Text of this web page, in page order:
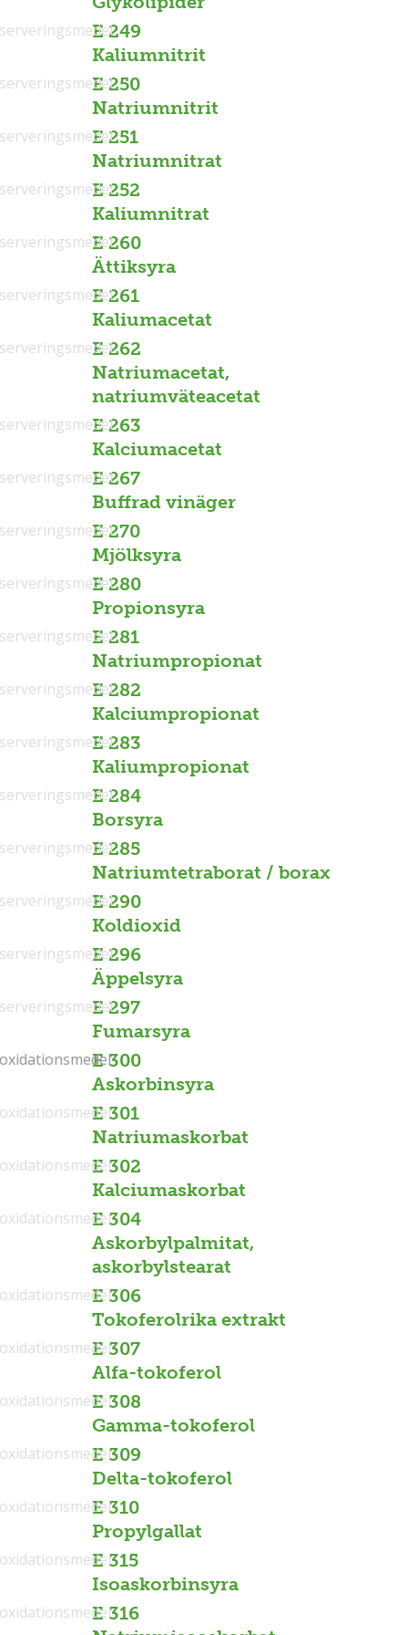
E 249
Kaliumnitrit
E 250
Natriumnitrit
E 251
Natriumnitrat
E 252
Kaliumnitrat
E 260
Ättiksyra
E 261
Kaliumacetat
E 262
Natriumacetat,
natriumväteacetat
E 263
Kalciumacetat
E 267
Buffrad vinäger
E 270
Mjölksyra
E 280
Propionsyra
E 281
Natriumpropionat
E 282
Kalciumpropionat
E 283
Kaliumpropionat
E 284
Borsyra
E 285
Natriumtetraborat / borax
E 290
Koldioxid
E 296
Äppelsyra
E 297
Fumarsyra
E 300
Askorbinsyra
E 301
Natriumaskorbat
E 302
Kalciumaskorbat
E 304
Askorbylpalmitat,
askorbylstearat
E 306
Tokoferolrika extrakt
E 307
Alfa-tokoferol
E 308
Gamma-tokoferol
E 309
Delta-tokoferol
E 310
Propylgallat
E 315
Isoaskorbinsyra
E 316